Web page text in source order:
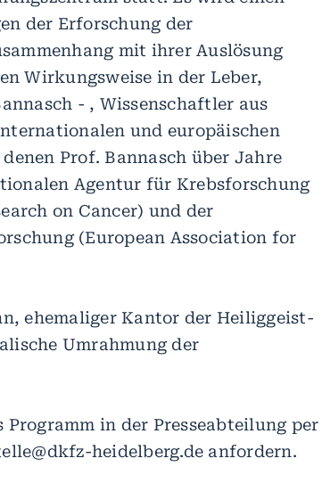
der Erforschung der
mit ihrer Auslösung
Wirkungsweise in der Leber,
- , Wissenschaftler aus
und europäischen
Prof. Bannasch über Jahre
Agentur für Krebsforschung
on Cancer) und der
(European Association for
ehemaliger Kantor der Heiliggeist-
Umrahmung der
in der Presseabteilung per
heidelberg.de anfordern.